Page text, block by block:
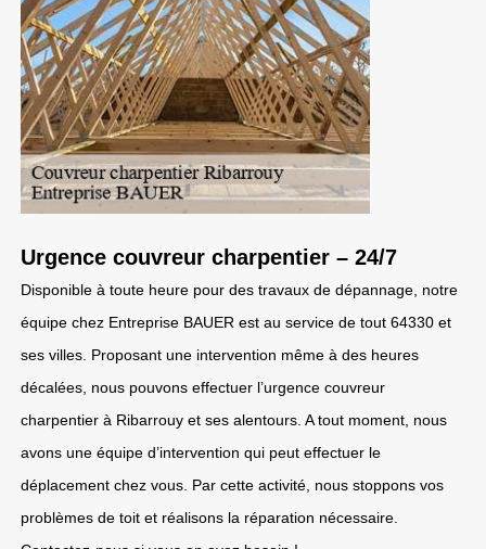
Urgence couvreur charpentier – 24/7
Disponible à toute heure pour des travaux de dépannage, notre
équipe chez Entreprise BAUER est au service de tout 64330 et
ses villes. Proposant une intervention même à des heures
décalées, nous pouvons effectuer l’urgence couvreur
charpentier à Ribarrouy et ses alentours. A tout moment, nous
avons une équipe d’intervention qui peut effectuer le
déplacement chez vous. Par cette activité, nous stoppons vos
problèmes de toit et réalisons la réparation nécessaire.